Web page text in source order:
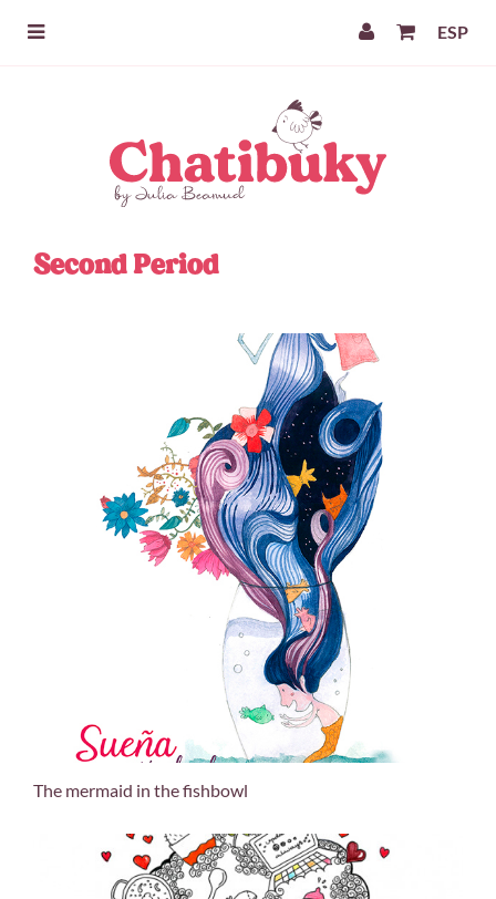
ESP
Second Period
The mermaid in the fishbowl